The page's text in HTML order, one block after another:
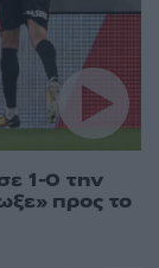
1-0 την
προς το